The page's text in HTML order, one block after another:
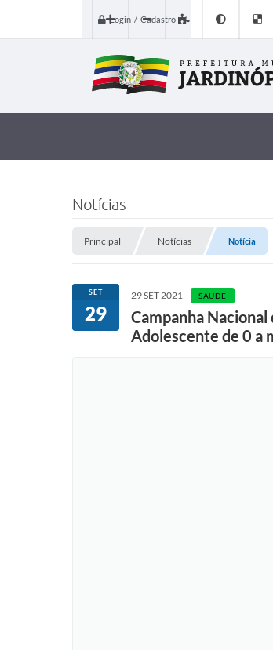
Login / Cadastro
Notícias
Principal Notícias Notícia
SET
29
29 SET 2021 SAÚDE
Campanha
Adolescente de 0 a